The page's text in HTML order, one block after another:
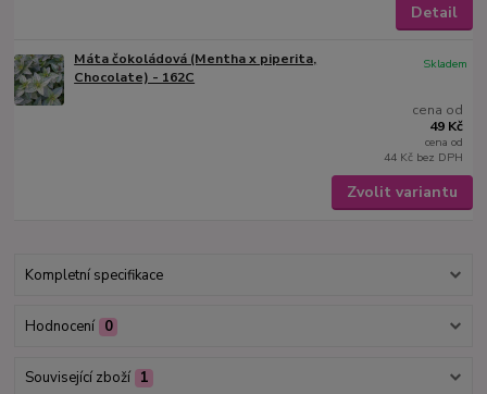
Detail
Máta čokoládová (Mentha x piperita,
Chocolate) - 162C
cena od
49 Kč
cena od
44 Kč bez DPH
Skladem
Zvolit variantu
Kompletní specifikace
Hodnocení 0
Související zboží 1